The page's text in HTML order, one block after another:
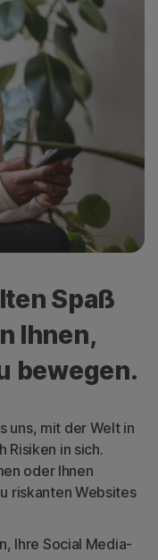
Spaß
Ihnen,
bewegen.
uns, mit der Welt in
Risiken in sich.
oder Ihnen
riskanten Websites
Ihre Social Media-